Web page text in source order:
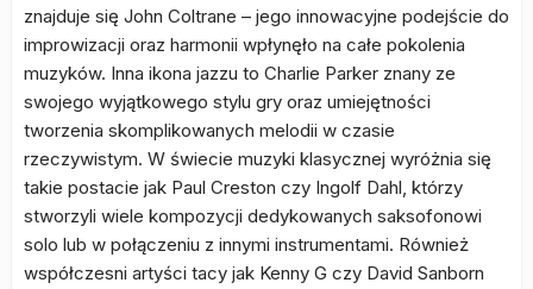
znajduje się John Coltrane – jego innowacyjne podejście do
improwizacji oraz harmonii wpłynęło na całe pokolenia
muzyków. Inna ikona jazzu to Charlie Parker znany ze
swojego wyjątkowego stylu gry oraz umiejętności
tworzenia skomplikowanych melodii w czasie
rzeczywistym. W świecie muzyki klasycznej wyróżnia się
takie postacie jak Paul Creston czy Ingolf Dahl, którzy
stworzyli wiele kompozycji dedykowanych saksofonowi
solo lub w połączeniu z innymi instrumentami. Również
współczesni artyści tacy jak Kenny G czy David Sanborn